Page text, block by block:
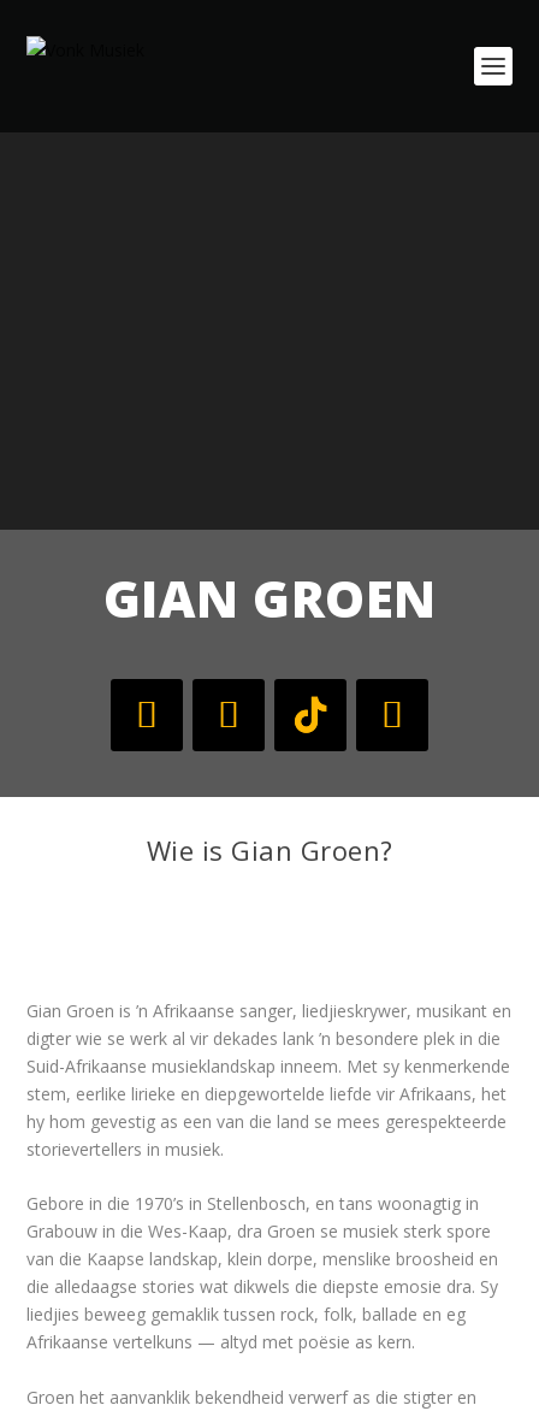
GIAN GROEN
Wie is Gian Groen?
Gian Groen is ’n Afrikaanse sanger, liedjieskrywer, musikant en
digter wie se werk al vir dekades lank ’n besondere plek in die
Suid-Afrikaanse musieklandskap inneem. Met sy kenmerkende
stem, eerlike lirieke en diepgewortelde liefde vir Afrikaans, het
hy hom gevestig as een van die land se mees gerespekteerde
storievertellers in musiek.
Gebore in die 1970’s in Stellenbosch, en tans woonagtig in
Grabouw in die Wes-Kaap, dra Groen se musiek sterk spore
van die Kaapse landskap, klein dorpe, menslike broosheid en
die alledaagse stories wat dikwels die diepste emosie dra. Sy
liedjies beweeg gemaklik tussen rock, folk, ballade en eg
Afrikaanse vertelkuns — altyd met poësie as kern.
Groen het aanvanklik bekendheid verwerf as die stigter en